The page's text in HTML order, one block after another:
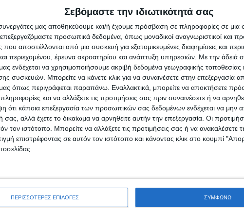
Σεβόμαστε την ιδιωτικότητά σας
συνεργάτες μας αποθηκεύουμε και/ή έχουμε πρόσβαση σε πληροφορίες σε
προσωπικά δεδομένα, όπως μοναδικοί αναγνωριστικοί και
αποστέλλονται από μια συσκευή για εξατομικευμένες διαφημίσεις και
περιεχομένου, έρευνα ακροατηρίου και ανάπτυξη υπηρεσιών. Με την άδειά
ενδέχεται να χρησιμοποιήσουμε ακριβή δεδομένα γεωγραφικής τοποθεσίας
συσκευών. Μπορείτε να κάνετε κλικ για να συναινέσετε στην επεξεργασία
όπως περιγράφεται παραπάνω. Εναλλακτικά, μπορείτε να αποκτήσετε
και να αλλάξετε τις προτιμήσεις σας πριν συναινέσετε ή να
ότι κάποια επεξεργασία των προσωπικών σας δεδομένων ενδέχεται να μην
σας, αλλά έχετε το δικαίωμα να αρνηθείτε αυτήν την επεξεργασία. Οι
τον ιστότοπο. Μπορείτε να αλλάξετε τις προτιμήσεις σας ή να ανακαλέσετε
επιστρέφοντας σε αυτόν τον ιστότοπο και κάνοντας κλικ στο κουμπί
ΠΕΡΙΣΣΟΤΕΡΕΣ ΕΠΙΛΟΓΕΣ ΣΥΜΦΩΝΩ
ΕΠΟΜΕΝΟ ΑΡΘΡΟ
Ο καύσωνας δεν έφτασε στο Νομό Καρδίτσας;
Πρωινή Εφημερίδα της Καρδίτσας